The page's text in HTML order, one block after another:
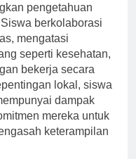
pengetahuan
berkolaborasi
mengatasi
seperti kesehatan,
bekerja secara
lokal, siswa
dampak
mereka untuk
keterampilan